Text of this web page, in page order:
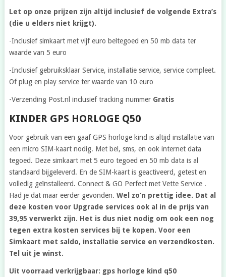
Let op onze prijzen zijn altijd inclusief de volgende Extra’s
(die u elders niet krijgt).
-Inclusief simkaart met vijf euro beltegoed en 50 mb data ter
waarde van 5 euro
-Inclusief gebruiksklaar Service, installatie service, service compleet.
Of plug en play service ter waarde van 10 euro
-Verzending Post.nl inclusief tracking nummer Gratis
KINDER GPS HORLOGE Q50
Voor gebruik van een gaaf GPS horloge kind is altijd installatie van
een micro SIM-kaart nodig. Met bel, sms, en ook internet data
tegoed. Deze simkaart met 5 euro tegoed en 50 mb data is al
standaard bijgeleverd. En de SIM-kaart is geactiveerd, getest en
volledig geïnstalleerd. Connect & GO Perfect met Vette Service .
Had je dat maar eerder gevonden. Wel zo’n prettig idee. Dat al
deze kosten voor Upgrade services ook al in de prijs van
39,95 verwerkt zijn. Het is dus niet nodig om ook een nog
tegen extra kosten services bij te kopen. Voor een
Simkaart met saldo, installatie service en verzendkosten.
Tel uit je winst.
Uit voorraad verkrijgbaar: gps horloge kind q50